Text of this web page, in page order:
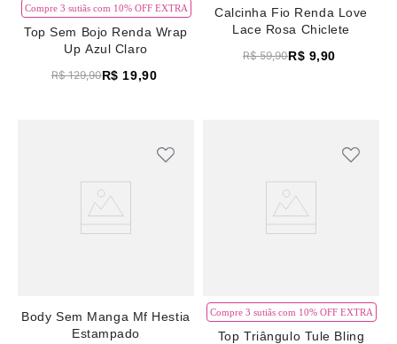
Compre 3 sutiãs com 10% OFF EXTRA
Top Sem Bojo Renda Wrap
Up Azul Claro
R$ 129,90R$ 19,90
Calcinha Fio Renda Love
Lace Rosa Chiclete
R$ 59,90R$ 9,90
Body Sem Manga Mf Hestia
Estampado
Compre 3 sutiãs com 10% OFF EXTRA
Top Triângulo Tule Bling